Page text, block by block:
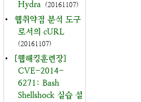
Hydra (20161107)
•
웹취약점 분석 도구
로서의 cURL
(20161107)
•
[웹해킹훈련장]
CVE-2014-
6271: Bash
Shellshock 실습 설